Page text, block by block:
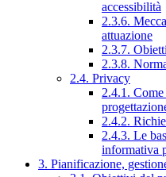
accessibilità
2.3.6.
attuazione
2.3.7.
2.3.8.
2.4. Privacy
2.4.1.
2.4.2.
2.4.3. Le
informativa
3. Pianificazione,